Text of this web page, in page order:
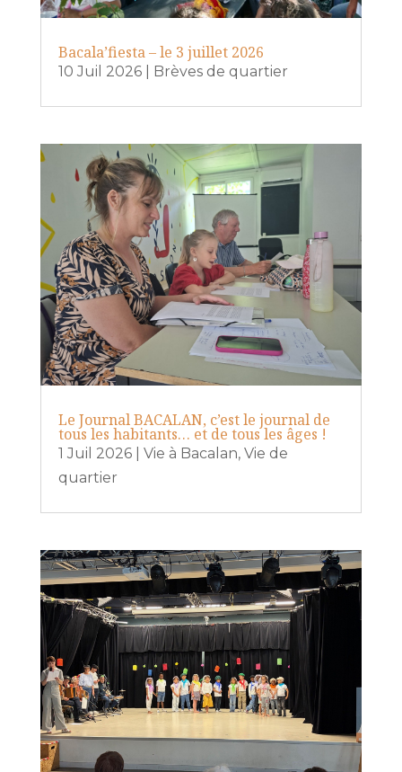
Bacala’fiesta – le 3 juillet 2026
10 Juil 2026| Brèves de quartier
Le Journal BACALAN, c’est le journal de
tous les habitants… et de tous les âges !
1 Juil 2026| Vie à Bacalan, Vie de
quartier